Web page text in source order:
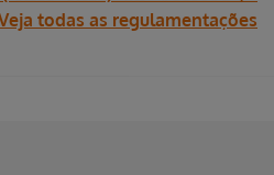
todas as regulamentações